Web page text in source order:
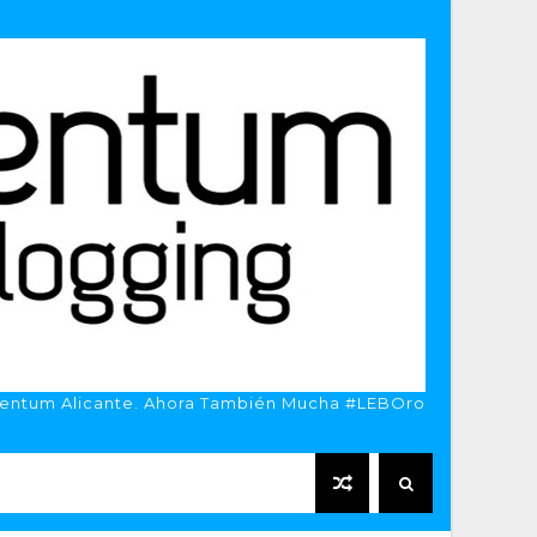
Alicante. Ahora También Mucha #LEBOro